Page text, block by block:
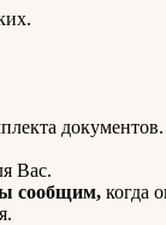
документов.
Вас.
сообщим,когда